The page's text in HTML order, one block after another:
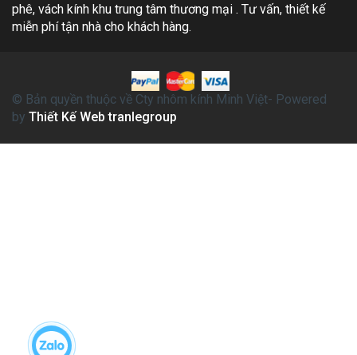
phê, vách kính khu trung tâm thương mại . Tư vấn, thiết kế
miễn phí tận nhà cho khách hàng.
© Bản quyền thuộc về Cty nhôm kính Minh Việt- Powered
by Thiết Kế Web tranlegroup